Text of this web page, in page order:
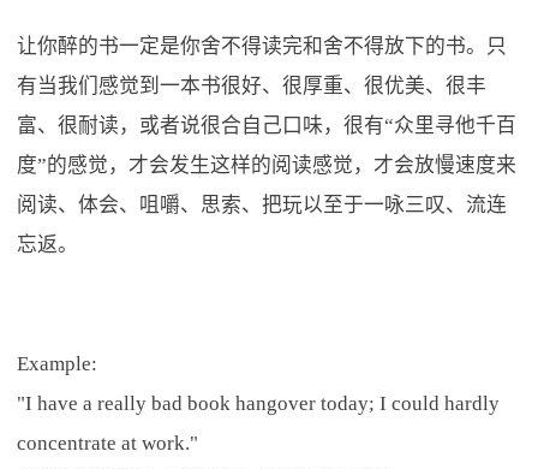
让你醉的书一定是你舍不得读完和舍不得放下的书。只
有当我们感觉到一本书很好、很厚重、很优美、很丰
富、很耐读，或者说很合自己口味，很有“众里寻他千百
度”的感觉，才会发生这样的阅读感觉，才会放慢速度来
阅读、体会、咀嚼、思索、把玩以至于一咏三叹、流连
忘返。
Example:
"I have a really bad book hangover today; I could hardly
concentrate at work."